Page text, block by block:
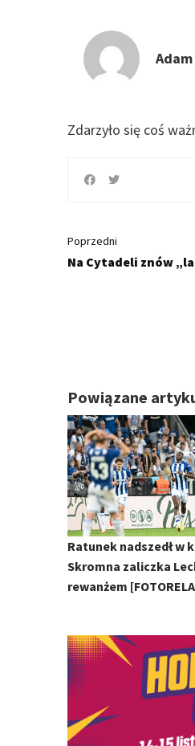
Zdarzyło się coś
Poprzedni
Na Cytadeli znów
Powiązane
Ratunek nadszedł w
Skromna zaliczka
rewanżem